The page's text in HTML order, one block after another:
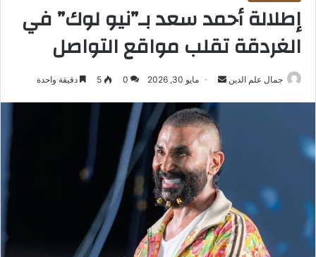
إطلالة أحمد سعد بـ”نيو لوك” في
الغردقة تقلب مواقع التواصل
جمال علم الدين
أرسل
إلكترونيا
مايو 30, 2026 0
5 دقيقة واحدة